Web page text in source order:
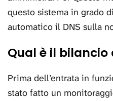
questo sistema in grado
automatico il DNS sulla
Qual è il bilancio
Prima dell’entrata in
stato fatto un